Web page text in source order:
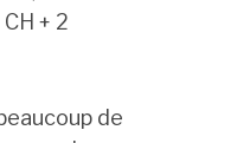
+ 2
de